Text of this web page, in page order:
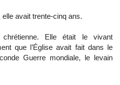
avait trente-cinq ans.
Elle était le vivant
que l’Église avait fait dans le
Guerre mondiale, le levain